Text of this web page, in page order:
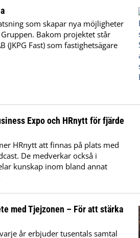
som skapar nya möjligheter
Bakom projektet står
(JKPG Fast) som fastighetsägare
Expo och HRnytt för fjärde
HRnytt att finnas på plats med
De medverkar också i
kunskap inom bland annat
med Tjejzonen – För att stärka
år erbjuder tusentals samtal